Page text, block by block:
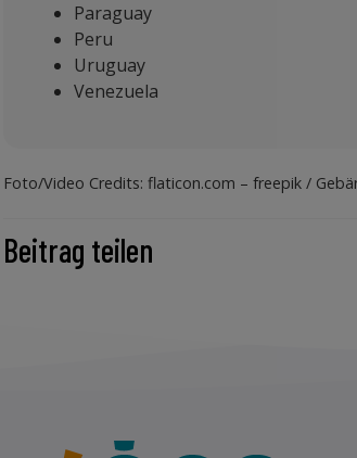
Paraguay
Peru
Uruguay
Venezuela
Foto/Video Credits: flaticon.com – freepik /
Beitrag teilen